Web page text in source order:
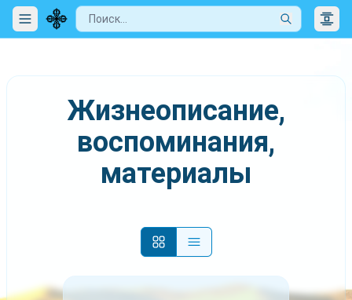
Жизнеописание,
воспоминания,
материалы